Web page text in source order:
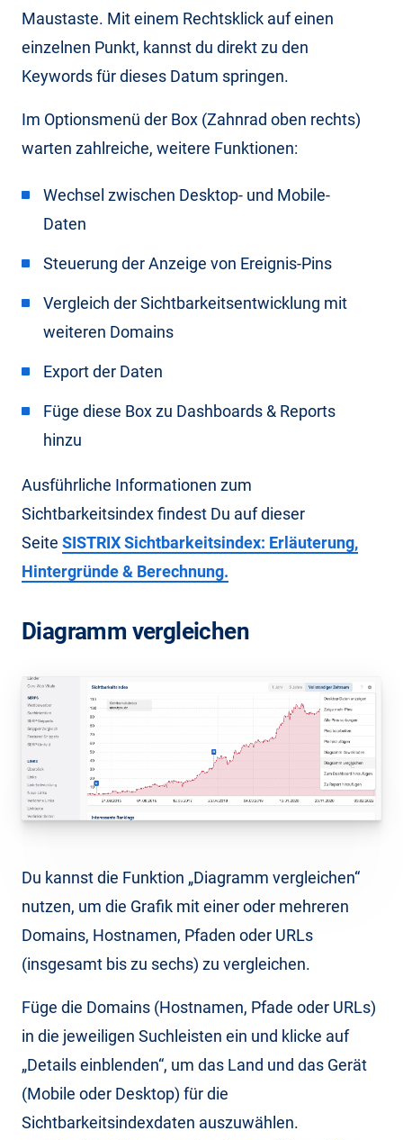
Maustaste. Mit einem Rechtsklick auf einen
einzelnen Punkt, kannst du direkt zu den
Keywords für dieses Datum springen.
Im Optionsmenü der Box (Zahnrad oben rechts)
warten zahlreiche, weitere Funktionen:
Wechsel zwischen Desktop- und Mobile-
Daten
Steuerung der Anzeige von Ereignis-Pins
Vergleich der Sichtbarkeitsentwicklung mit
weiteren Domains
Export der Daten
Füge diese Box zu Dashboards & Reports
hinzu
Ausführliche Informationen zum
Sichtbarkeitsindex findest Du auf dieser
Seite SISTRIX Sichtbarkeitsindex: Erläuterung,
Hintergründe & Berechnung.
Diagramm vergleichen
Du kannst die Funktion „Diagramm vergleichen“
nutzen, um die Grafik mit einer oder mehreren
Domains, Hostnamen, Pfaden oder URLs
(insgesamt bis zu sechs) zu vergleichen.
Füge die Domains (Hostnamen, Pfade oder URLs)
in die jeweiligen Suchleisten ein und klicke auf
„Details einblenden“, um das Land und das Gerät
(Mobile oder Desktop) für die
Sichtbarkeitsindexdaten auszuwählen.